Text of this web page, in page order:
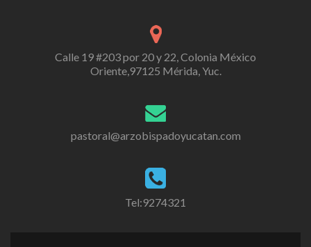
Calle 19 #203 por 20 y 22, Colonia México
Oriente,97125 Mérida, Yuc.
pastoral@arzobispadoyucatan.com
Tel:9274321